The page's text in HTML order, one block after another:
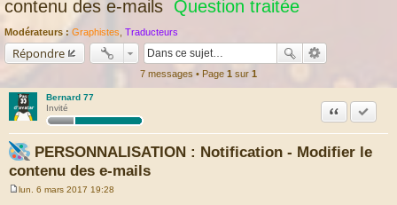
contenu des e-mails Question traitée
Modérateurs : Graphistes Traducteurs
Répondre
7 messages • Page 1 sur 1
Bernard 77
Invité
PERSONNALISATION : Notification - Modifier le
contenu des e-mails
Citation
lun. 6 mars 2017 19:28